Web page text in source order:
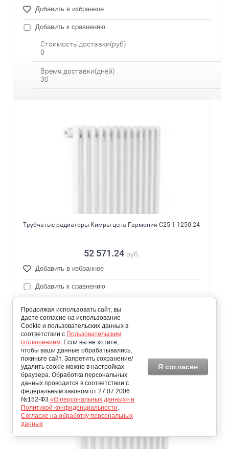
Добавить в избранное
Добавить к сравнению
Стоимость доставки(руб)
0
Время доставки(дней)
30
Трубчатые радиаторы Кимры цена Гармония С25 1-1250-24
52 571.24 руб.
Добавить в избранное
Добавить к сравнению
0
Время доставки(дней)
30
Продолжая использовать сайт, вы
даете согласие на использование
Cookie и пользовательских данных в
соответствии с Пользовательским
соглашением. Если вы не хотите,
чтобы ваши данные обрабатывались,
покиньте сайт. Запретить сохранение/
удалить cookie можно в настройках
браузера. Обработка персональных
данных проводится в соответствии с
федеральным законом от 27.07.2006
№152-Ф3 «О персональных данных» и
Политикой конфиденциальности.
Согласие на обработку персональных
данных
Я согласен